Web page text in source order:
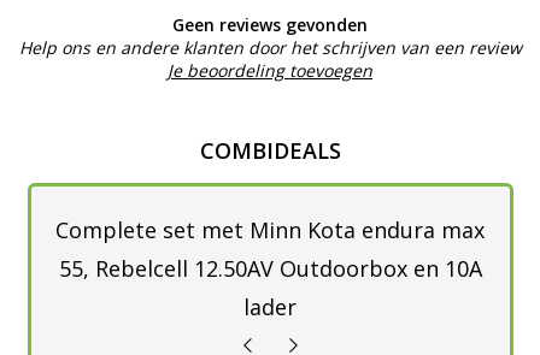
Geen reviews gevonden
Help ons en andere klanten door het schrijven van een review
Je beoordeling toevoegen
COMBIDEALS
Complete set met Minn Kota endura max
55, Rebelcell 12.50AV Outdoorbox en 10A
lader